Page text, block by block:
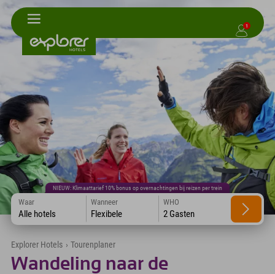
1
NIEUW: Klimaattarief 10% bonus op overnachtingen bij reizen per trein
Waar
Alle hotels
Wanneer
Flexibele
WHO
2 Gasten
Explorer Hotels › Tourenplaner
Wandeling naar de